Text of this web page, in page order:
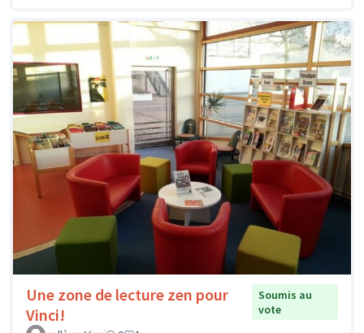
Une zone de lecture zen pour
Vinci!
Soumis au
vote